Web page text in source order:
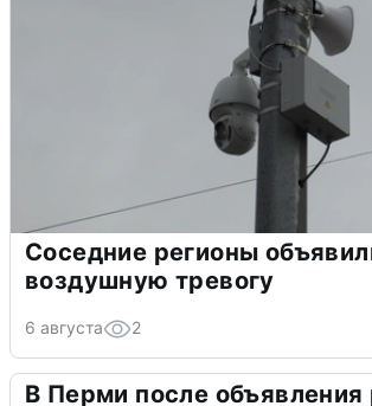
Соседние регионы
воздушную тревогу
6 августа 2
В Перми после объявления